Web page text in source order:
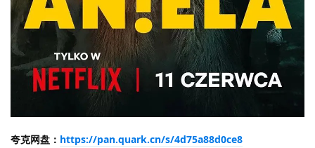
夸克网盘： https://pan.quark.cn/s/4d75a88d0ce8